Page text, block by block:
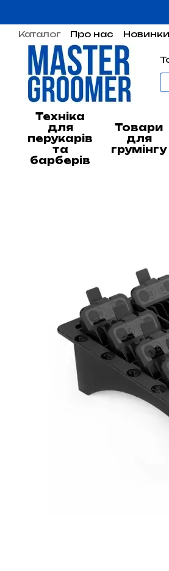
Каталог Про нас Новинки
Угода користувача
Техніка
для
перукарів
та
барберів
Товари
для
грумінгу